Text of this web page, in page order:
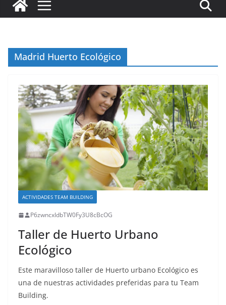
Madrid Huerto Ecológico
ACTIVIDADES TEAM BUILDING
P6zwncxIdbTW0Fy3U8cBcOG
Taller de Huerto Urbano
Ecológico
Este maravilloso taller de Huerto urbano Ecológico es
una de nuestras actividades preferidas para tu Team
Building.